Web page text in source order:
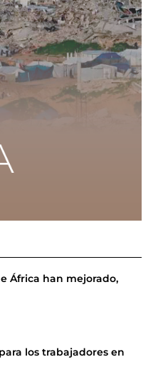
África han mejorado,
los trabajadores en